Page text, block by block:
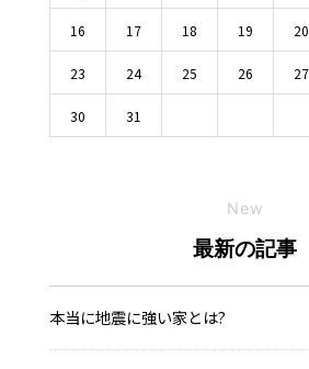
16 17 18 19 20
23 24 25 26 27
30 31
New
最新の記事
本当に地震に強い家とは?